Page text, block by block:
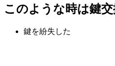
このような時は鍵
鍵を紛失した